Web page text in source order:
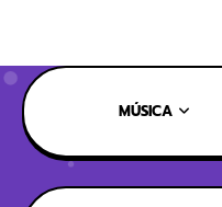
MÚSICA